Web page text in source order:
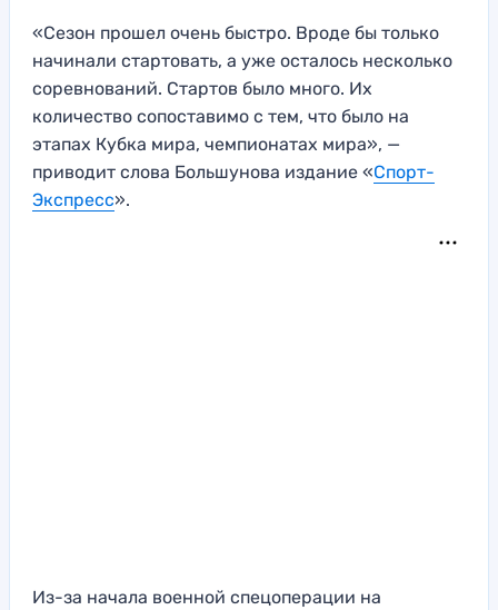
«Сезон прошел очень быстро. Вроде бы только
начинали стартовать, а уже осталось несколько
соревнований. Стартов было много. Их
количество сопоставимо с тем, что было на
этапах Кубка мира, чемпионатах мира», —
приводит слова Большунова издание «Спорт-
Экспресс».
Из-за начала военной спецоперации на